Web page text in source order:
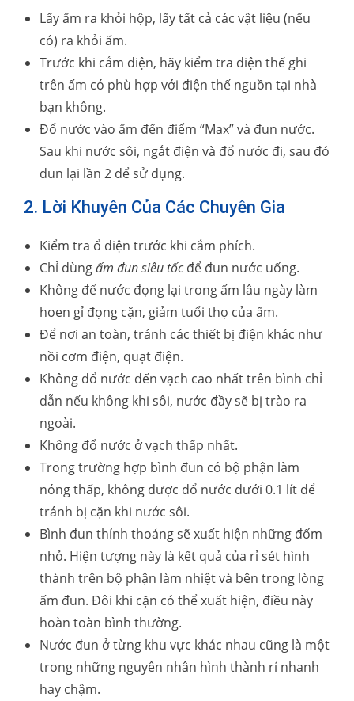
Lấy ấm ra khỏi hộp, lấy tất cả các vật liệu (nếu
có) ra khỏi ấm.
Trước khi cắm điện, hãy kiểm tra điện thế ghi
trên ấm có phù hợp với điện thế nguồn tại nhà
bạn không.
Đổ nước vào ấm đến điểm “Max” và đun nước.
Sau khi nước sôi, ngắt điện và đổ nước đi, sau đó
đun lại lần 2 để sử dụng.
2. Lời Khuyên Của Các Chuyên Gia
Kiểm tra ổ điện trước khi cắm phích.
Chỉ dùngấm đun siêu tốcđể đun nước uống.
Không để nước đọng lại trong ấm lâu ngày làm
hoen gỉ đọng cặn, giảm tuổi thọ của ấm.
Để nơi an toàn, tránh các thiết bị điện khác như
nồi cơm điện, quạt điện.
Không đổ nước đến vạch cao nhất trên bình chỉ
dẫn nếu không khi sôi, nước đầy sẽ bị trào ra
ngoài.
Không đổ nước ở vạch thấp nhất.
Trong trường hợp bình đun có bộ phận làm
nóng thấp, không được đổ nước dưới 0.1 lít để
tránh bị cặn khi nước sôi.
Bình đun thỉnh thoảng sẽ xuất hiện những đốm
nhỏ. Hiện tượng này là kết quả của rỉ sét hình
thành trên bộ phận làm nhiệt và bên trong lòng
ấm đun. Đôi khi cặn có thể xuất hiện, điều này
hoàn toàn bình thường.
Nước đun ở từng khu vực khác nhau cũng là một
trong những nguyên nhân hình thành rỉ nhanh
hay chậm.